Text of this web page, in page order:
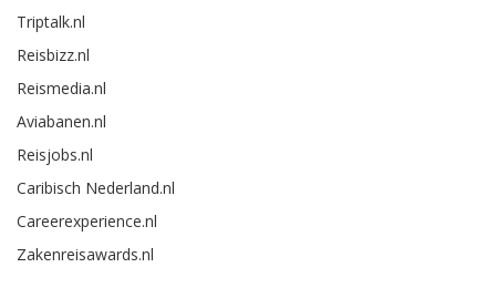
Triptalk.nl
Reisbizz.nl
Reismedia.nl
Aviabanen.nl
Reisjobs.nl
Caribisch Nederland.nl
Careerexperience.nl
Zakenreisawards.nl